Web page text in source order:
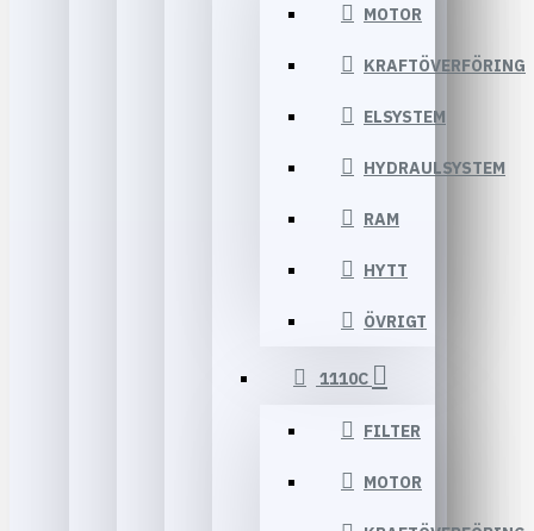
MOTOR
KRAFTÖVERFÖRING
ELSYSTEM
HYDRAULSYSTEM
RAM
HYTT
ÖVRIGT
1110C
FILTER
MOTOR